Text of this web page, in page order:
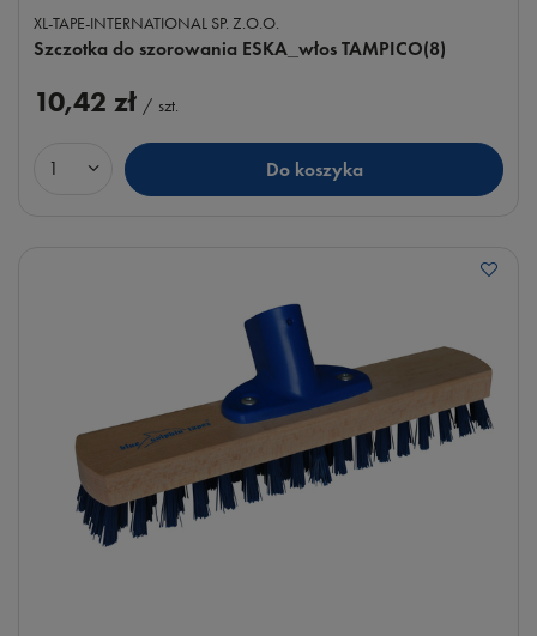
XL-TAPE-INTERNATIONAL SP. Z.O.O.
Szczotka do szorowania ESKA_włos TAMPICO(8)
10,42 zł / szt.
Ilość produktów Do koszyka